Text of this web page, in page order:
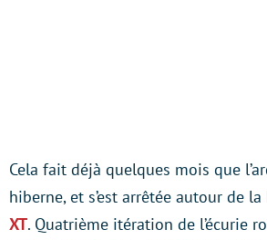
Cela fait déjà quelques mois que
hiberne, et s’est arrêtée autour de la
XT. Quatrième itération de l’écurie